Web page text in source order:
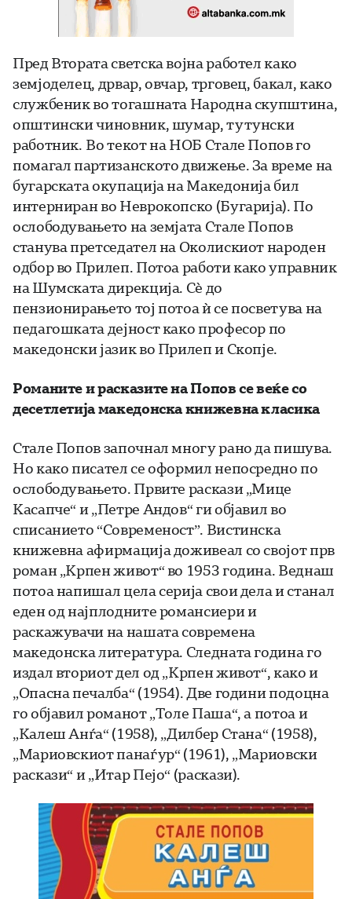
Пред Втората светска војна работел како
земјоделец, дрвар, овчар, трговец, бакал, како
службеник во тогашната Народна скупштина,
општински чиновник, шумар, тутунски
работник. Во текот на НОБ Стале Попов го
помагал партизанското движење. За време на
бугарската окупација на Македонија бил
интерниран во Неврокопско (Бугарија). По
ослободувањето на земјата Стале Попов
станува претседател на Околискиот народен
одбор во Прилеп. Потоа работи како управник
на Шумската дирекција. Сѐ до
пензионирањето тој потоа ѝ се посветува на
педагошката дејност како професор по
македонски јазик во Прилеп и Скопје.
Романите и расказите на Попов се веќе со
десетлетија македонска книжевна класика
Стале Попов започнал многу рано да пишува.
Но како писател се оформил непосредно по
ослободувањето. Првите раскази „Мице
Касапче“ и „Петре Андов“ ги објавил во
списанието “Современост”. Вистинска
книжевна афирмација доживеал со својот прв
роман „Крпен живот“ во 1953 година. Веднаш
потоа напишал цела серија свои дела и станал
еден од најплодните романсиери и
раскажувачи на нашата современа
македонска литература. Следната година го
издал вториот дел од „Крпен живот“, како и
„Опасна печалба“ (1954). Две години подоцна
го објавил романот „Толе Паша“, а потоа и
„Калеш Анѓа“ (1958), „Дилбер Стана“ (1958),
„Мариовскиот панаѓур“ (1961), „Мариовски
раскази“ и „Итар Пејо“ (раскази).